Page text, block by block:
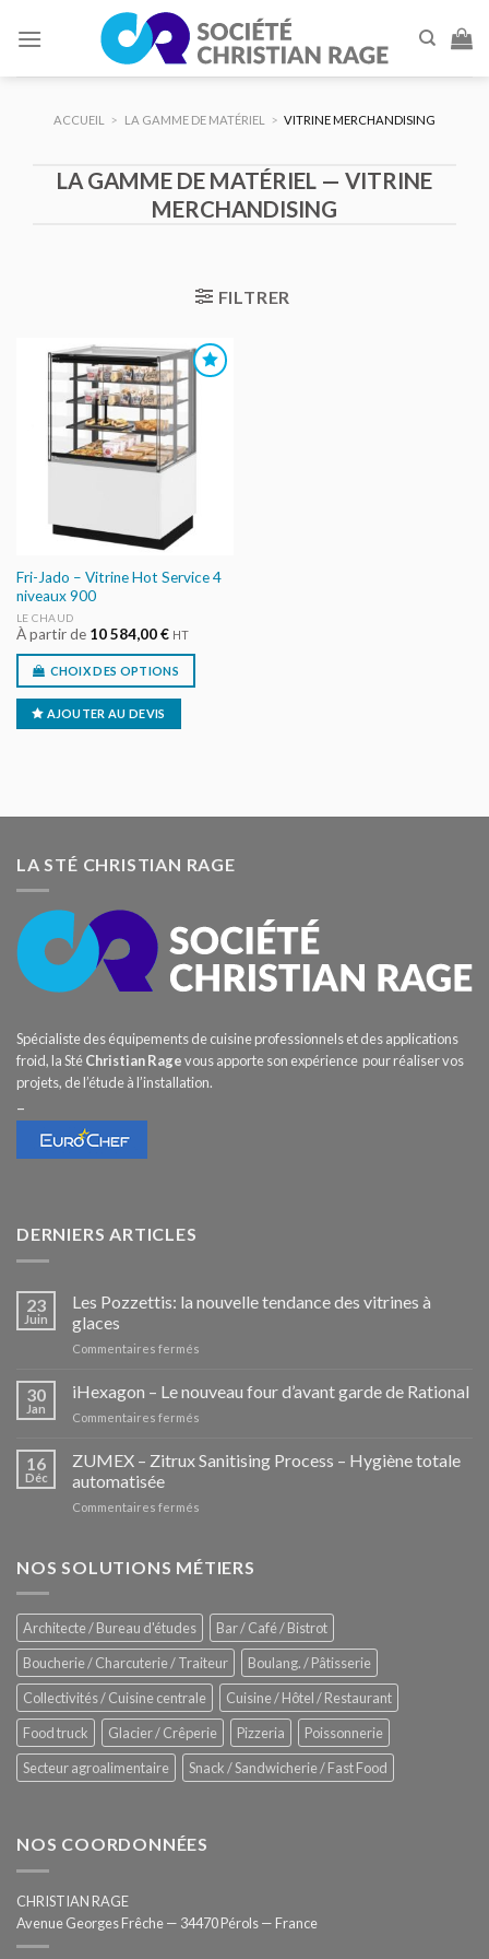
ACCUEIL > LA GAMME DE MATÉRIEL > VITRINE MERCHANDISING
LA GAMME DE MATÉRIEL — VITRINE
MERCHANDISING
FILTRER
AJOUTER
AU DEVIS
Fri-Jado – Vitrine Hot Service 4
niveaux 900
LE CHAUD
À partir de 10 584,00€ HT
CHOIX DES OPTIONS
AJOUTER AU DEVIS
LA STÉ CHRISTIAN RAGE
Spécialiste des équipements de cuisine professionnels et des applications
froid, la StéChristian Ragevous apporte son expérience pour réaliser vos
projets, de l’étude à l’installation.
–
DERNIERS ARTICLES
23
Juin
Les Pozzettis: la nouvelle tendance des vitrines à
glaces
Commentaires fermés
Pozzettis:
la
des
30
Jan
iHexagon – Le nouveau four d’avant garde de Rational
Commentaires fermés
–
Le
de
16
Déc
ZUMEX – Zitrux Sanitising Process – Hygiène totale
automatisée
Commentaires fermés
Zitrux
–
Hygiène
totale
automatisée
NOS SOLUTIONS MÉTIERS
Architecte / Bureau d'études
Bar / Café / Bistrot
Boucherie / Charcuterie / Traiteur
Boulang. / Pâtisserie
Collectivités / Cuisine centrale
Cuisine / Hôtel / Restaurant
Food truck
Glacier / Crêperie Pizzeria
Poissonnerie
Secteur agroalimentaire
Snack / Sandwicherie / Fast Food
NOS COORDONNÉES
CHRISTIAN RAGE
Avenue Georges Frêche — 34470 Pérols — France